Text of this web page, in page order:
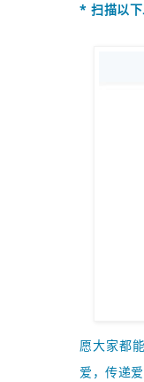
* 扫描以
愿大家都
爱，传递爱